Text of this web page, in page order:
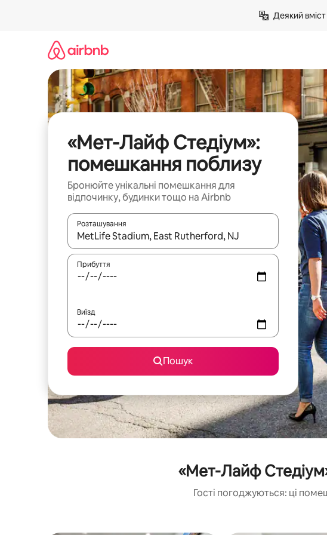
Деякий
«Мет-Лайф Стедіум»:
помешкання поблизу
Бронюйте унікальні помешкання для
відпочинку, будинки тощо на Airbnb
Розташування
Отримавши результати пошуку, використовуйте для навігації
Прибуття
Виїзд
Пошук
«Мет-Лайф
Гості погоджуються: ці